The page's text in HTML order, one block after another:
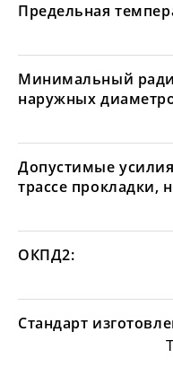
Предельная
Минимальный
наружных
Допустимые
трассе прокладки,
ОКПД2:
Стандарт